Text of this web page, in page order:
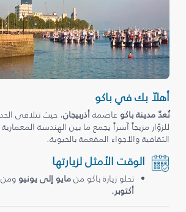
أهلاّ بك في باكو
تُعدّ مدينة باكو عاصمةأذربيجان، حيث تتلاقى
للزوّار مزيجاً آسراً يجمع ما بين الهندسة
الثقافية والأجواء المفعمة بالحيوية.
الوقت الأمثل لزيارتها
تحلو زيارة باكو منمايو إلى يونيو ومن
أكتوبر.